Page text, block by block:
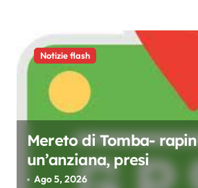
i
Notizie flash
Mereto di Tomba-
un’anziana, presi
Ago 5, 2026